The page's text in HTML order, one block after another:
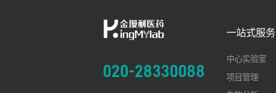
020-28330088
一站式服务
中心实验室
项目管理